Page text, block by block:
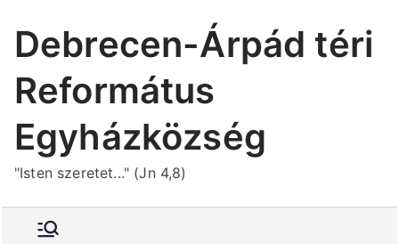
content
Debrecen-Árpád téri
Református
Egyházközség
"Isten szeretet..." (Jn 4,8)